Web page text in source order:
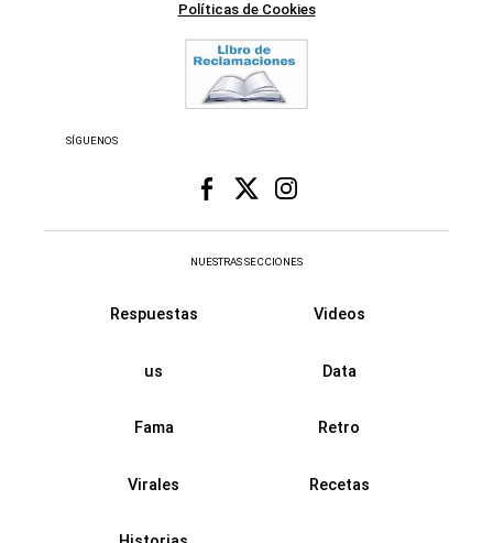
Políticas de Cookies
SÍGUENOS
NUESTRAS SECCIONES
Respuestas Videos
us Data
Fama Retro
Virales Recetas